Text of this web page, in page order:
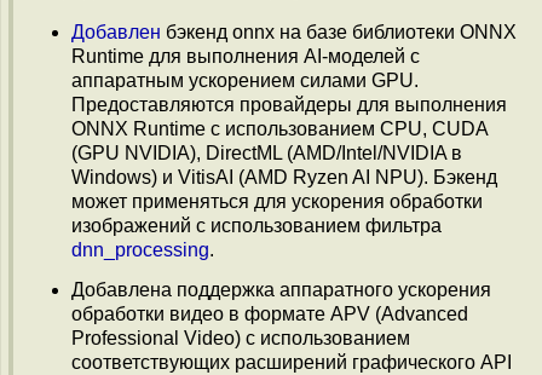
Добавлен бэкенд onnx на базе библиотеки ONNX
Runtime для выполнения AI-моделей с
аппаратным ускорением силами GPU.
Предоставляются провайдеры для выполнения
ONNX Runtime с использованием CPU, CUDA
(GPU NVIDIA), DirectML (AMD/Intel/NVIDIA в
Windows) и VitisAI (AMD Ryzen AI NPU). Бэкенд
может применяться для ускорения обработки
изображений с использованием фильтра
dnn_processing.
Добавлена поддержка аппаратного ускорения
обработки видео в формате APV (Advanced
Professional Video) c использованием
соответствующих расширений графического API